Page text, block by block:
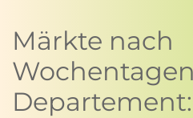
Märkte nach